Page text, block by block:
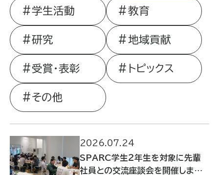
学生活動 教育
研究 地域貢献
受賞・表彰 トピックス
その他
2026.07.24
SPARC学生２年生を対象に先輩
社員との交流座談会を開催しまし